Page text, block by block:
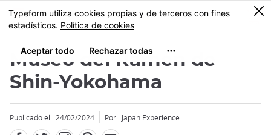
Tamaño
MENU
0
Museo del Ramen de
Shin-Yokohama
Publicado el : 24/02/2024 Por : Japan Experience